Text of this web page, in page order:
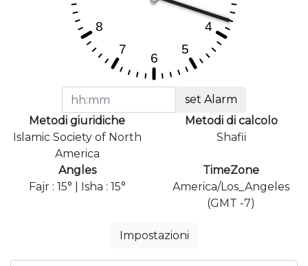
set Alarm
Metodi giuridiche
Islamic Society of North
America
Metodi di calcolo
Shafii
Angles
Fajr : 15° | Isha : 15°
TimeZone
America/Los_Angeles
(GMT -7)
Impostazioni